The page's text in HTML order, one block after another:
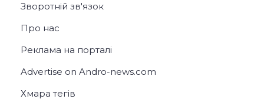
Зворотній зв'язок
Про нас
Реклама на порталі
Advertise on Andro-news.com
Хмара тегів